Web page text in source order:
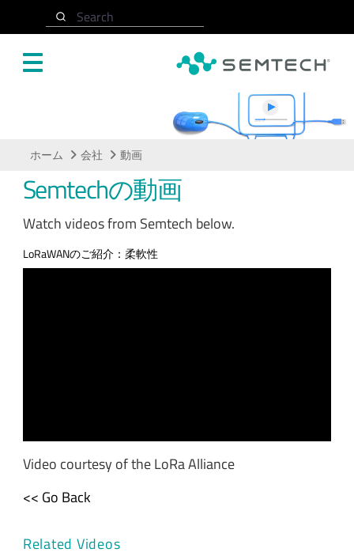
Search
ホーム 会社 動画
Semtechの動画
Watch videos from Semtech below.
LoRaWANのご紹介：柔軟性
Video courtesy of the LoRa Alliance
<< Go Back
Related Videos